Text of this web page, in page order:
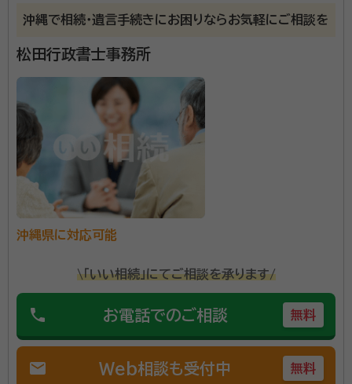
沖縄で相続・遺言手続きにお困りならお気軽にご相談を
松田行政書士事務所
沖縄県に対応可能
\「いい相続」にてご相談を承ります/
phone お電話でのご相談 無料
mail Web相談も受付中 無料